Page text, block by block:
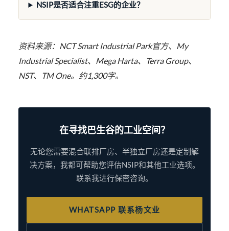
NSIP是否适合注重ESG的企业？
资料来源：NCT Smart Industrial Park官方、My
Industrial Specialist、Mega Harta、Terra Group、
NST、TM One。约1,300字。
在寻找巴生谷的工业空间？
无论您需要混合联排厂房、半独立厂房还是定制解
决方案，我都可帮助您评估NSIP和其他工业选项。
联系我进行保密咨询。
WHATSAPP 联系杨文业